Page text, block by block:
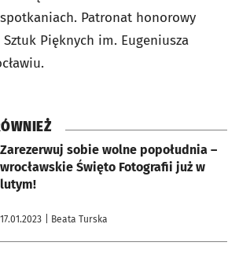
Patronat honorowy
Pięknych im. Eugeniusza
Zarezerwuj sobie wolne popołudnia –
wrocławskie Święto Fotografii już w
lutym!
17.01.2023 | Beata Turska